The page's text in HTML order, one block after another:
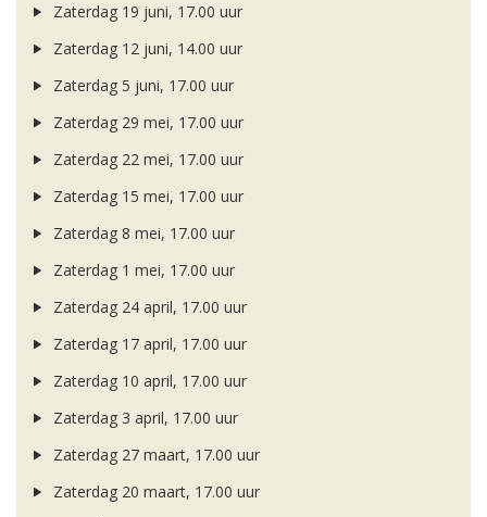
Zaterdag 19 juni, 17.00 uur
Zaterdag 12 juni, 14.00 uur
Zaterdag 5 juni, 17.00 uur
Zaterdag 29 mei, 17.00 uur
Zaterdag 22 mei, 17.00 uur
Zaterdag 15 mei, 17.00 uur
Zaterdag 8 mei, 17.00 uur
Zaterdag 1 mei, 17.00 uur
Zaterdag 24 april, 17.00 uur
Zaterdag 17 april, 17.00 uur
Zaterdag 10 april, 17.00 uur
Zaterdag 3 april, 17.00 uur
Zaterdag 27 maart, 17.00 uur
Zaterdag 20 maart, 17.00 uur